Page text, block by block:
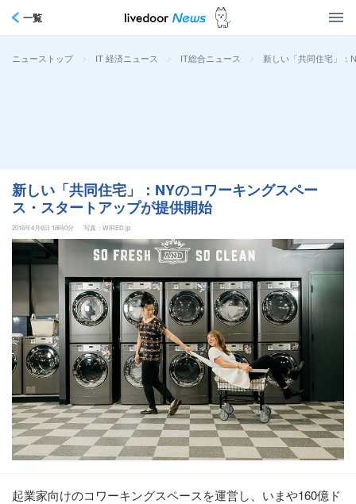
一覧
ニューストップ > IT 経済ニュース > IT総合ニュース > 新しい「共同住宅」：
新しい「共同住宅」：NYのコワーキングスペー
ス・スタートアップが提供開始
2016年4月6日 18時0分 写真：WIRED.jp
起業家向けのコワーキングスペースを運営し、いまや160億ド